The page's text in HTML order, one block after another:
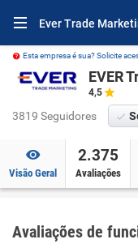
Ever Trade
Esta empresa é sua? Solicite
EVER
4,5
3819 Seguidores
Visão Geral
2.375
Avaliações
Avaliações de